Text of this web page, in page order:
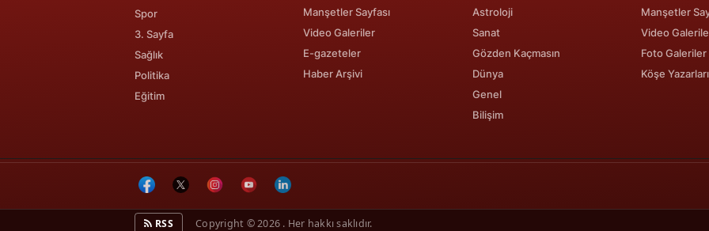
Karaman
Kırıkkale
Batman
Bartın
Spor
3. Sayfa
Sağlık
Politika
Eğitim
Manşetler Sayfası
Video Galeriler
E-gazeteler
Haber Arşivi
Astroloji
Sanat
Gözden Kaçmasın
Dünya
Genel
Bilişim
Manşetler
Video
Foto Galeriler
Köşe Yazarları
RSS Copyright © 2026 . Her hakkı saklıdır.